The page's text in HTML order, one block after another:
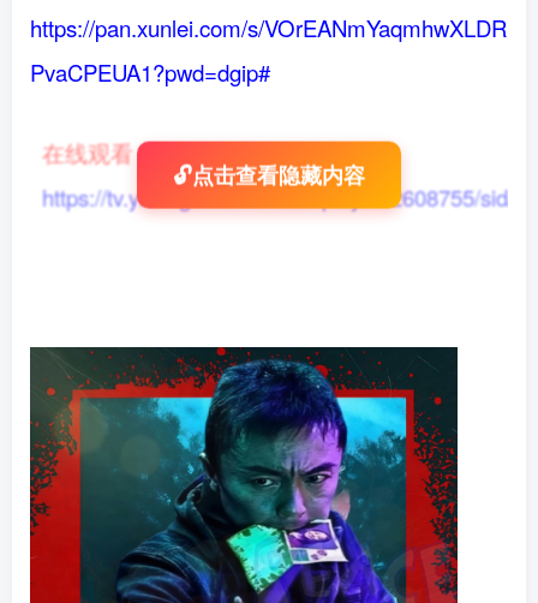
https://pan.xunlei.com/s/VOrEANmYaqmhwXLDR
PvaCPEUA1?pwd=dgip#
在线观看：
https://tv.yikong666.com/vod/play/id/2608755/sid/